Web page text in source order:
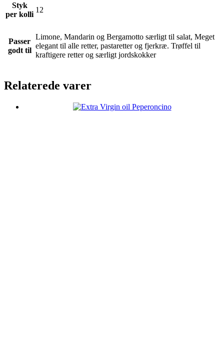
Styk
per kolli
12
Passer
godt til
Limone, Mandarin og Bergamotto særligt til salat, Meget
elegant til alle retter, pastaretter og fjerkræ. Trøffel til
kraftigere retter og særligt jordskokker
Relaterede varer